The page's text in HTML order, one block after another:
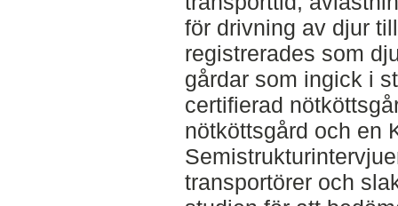
för drivning av djur
registrerades som
gårdar som ingick i
certifierad
nötköttsgård och en
transportörer och